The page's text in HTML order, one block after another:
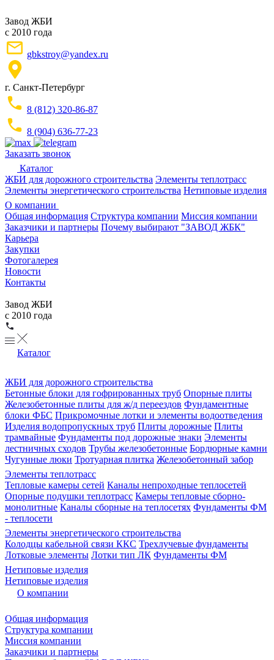
Завод ЖБИ
с 2010 года
gbkstroy@yandex.ru
г. Санкт-Петербург
8 (812) 320-86-87
8 (904) 636-77-23
Заказать звонок
Каталог
ЖБИ для дорожного строительства Элементы теплотрасс
Элементы энергетического строительства Нетиповые изделия
О компании
Общая информация Структура компании Миссия компании
Заказчики и партнеры Почему выбирают "ЗАВОД ЖБК"
Карьера
Закупки
Фотогалерея
Новости
Контакты
Завод ЖБИ
с 2010 года
Каталог
ЖБИ для дорожного строительства
Бетонные блоки для гофрированных труб Опорные плиты
Железобетонные плиты для ж/д переездов Фундаментные
блоки ФБС Прикромочные лотки и элементы водоотведения
Изделия водопропускных труб Плиты дорожные Плиты
трамвайные Фундаменты под дорожные знаки Элементы
лестничных сходов Трубы железобетонные Бордюрные камни
Чугунные люки Тротуарная плитка Железобетонный забор
Элементы теплотрасс
Тепловые камеры сетей Каналы непроходные теплосетей
Опорные подушки теплотрасс Камеры тепловые сборно-
монолитные Каналы сборные на теплосетях Фундаменты ФМ
- теплосети
Элементы энергетического строительства
Колодцы кабельной связи ККС Трехлучевые фундаменты
Лотковые элементы Лотки тип ЛК Фундаменты ФМ
Нетиповые изделия
Нетиповые изделия
О компании
Общая информация
Структура компании
Миссия компании
Заказчики и партнеры